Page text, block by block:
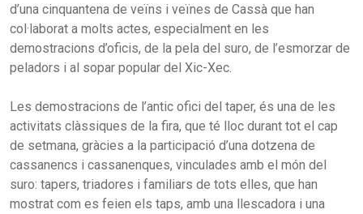
d’una cinquantena de veïns i veïnes de Cassà que han
col·laborat a molts actes, especialment en les
demostracions d’oficis, de la pela del suro, de l’esmorzar de
peladors i al sopar popular del Xic-Xec.
Les demostracions de l’antic ofici del taper, és una de les
activitats clàssiques de la fira, que té lloc durant tot el cap
de setmana, gràcies a la participació d’una dotzena de
cassanencs i cassanenques, vinculades amb el món del
suro: tapers, triadores i familiars de tots elles, que han
mostrat com es feien els taps, amb una llescadora i una